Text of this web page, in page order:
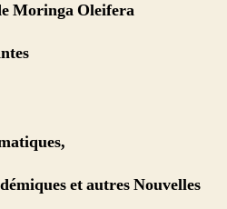
Moringa Oleifera
et autres Nouvelles